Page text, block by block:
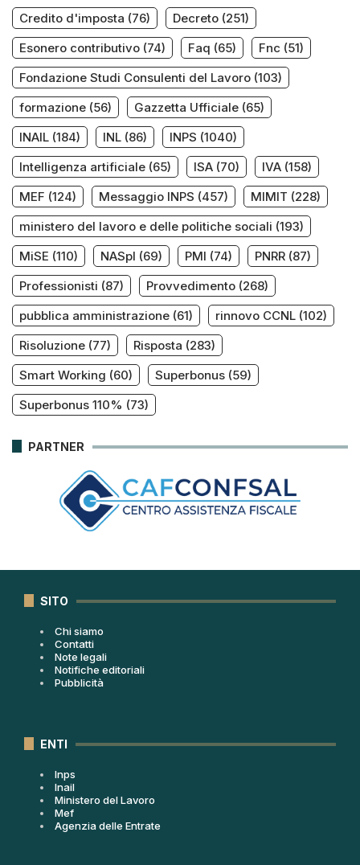
Credito d'imposta (76) Decreto (251)
Esonero contributivo (74) Faq (65) Fnc (51)
Fondazione Studi Consulenti del Lavoro (103)
formazione (56) Gazzetta Ufficiale (65)
INAIL (184) INL (86) INPS (1040)
Intelligenza artificiale (65) ISA (70) IVA (158)
MEF (124) Messaggio INPS (457) MIMIT (228)
ministero del lavoro e delle politiche sociali (193)
MiSE (110) NASpI (69) PMI (74) PNRR (87)
Professionisti (87) Provvedimento (268)
pubblica amministrazione (61) rinnovo CCNL (102)
Risoluzione (77) Risposta (283)
Smart Working (60) Superbonus (59)
Superbonus 110% (73)
PARTNER
SITO
Chi siamo
Contatti
Note legali
Notifiche editoriali
Pubblicità
ENTI
Inps
Inail
Ministero del Lavoro
Mef
Agenzia delle Entrate